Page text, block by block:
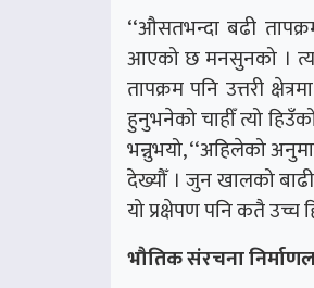
‘‘औसतभन्दा बढी
आएको छ मनसुनको ।
तापक्रम पनि उत्तरी
हुनुभनेको चाहीँ त्यो
भन्नुभयो, ‘‘अहिलेको
देख्यौँ । जुन खालको
यो प्रक्षेपण पनि कतै उच्च
भौतिक संरचना